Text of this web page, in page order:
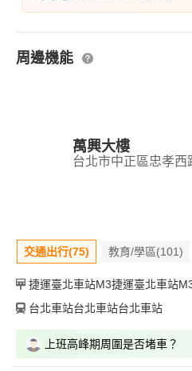
周邊機能
萬興大樓
台北市中正區忠孝西
交通出行(75) 教育/學區(101)
捷運臺北車站M3捷運臺北車站M3捷
台北車站台北車站台北車站
上班高峰期周圍是否堵車？